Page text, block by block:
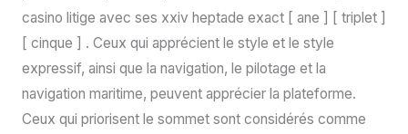
casino litige avec ses xxiv heptade exact [ ane ] [ triplet ]
[ cinque ] . Ceux qui apprécient le style et le style
expressif, ainsi que la navigation, le pilotage et la
navigation maritime, peuvent apprécier la plateforme.
Ceux qui priorisent le sommet sont considérés comme